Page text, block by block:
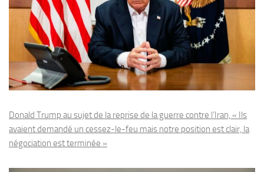
Donald Trump au sujet de la reprise de la guerre contre l’Iran, « Ils
avaient demandé un cessez-le-feu mais notre position est clair, la
négociation est terminée »